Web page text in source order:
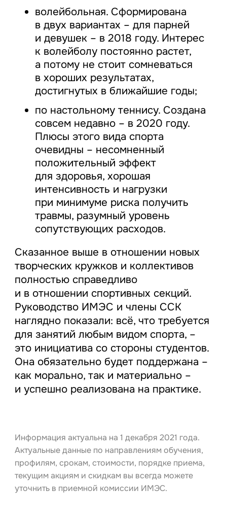
волейбольная. Сформирована
в двух вариантах – для парней
и девушек – в 2018 году. Интерес
к волейболу постоянно растет,
а потому не стоит сомневаться
в хороших результатах,
достигнутых в ближайшие годы;
по настольному теннису. Создана
совсем недавно – в 2020 году.
Плюсы этого вида спорта
очевидны – несомненный
положительный эффект
для здоровья, хорошая
интенсивность и нагрузки
при минимуме риска получить
травмы, разумный уровень
сопутствующих расходов.
Сказанное выше в отношении новых
творческих кружков и коллективов
полностью справедливо
и в отношении спортивных секций.
Руководство ИМЭС и члены ССК
наглядно показали: всё, что требуется
для занятий любым видом спорта, –
это инициатива со стороны студентов.
Она обязательно будет поддержана –
как морально, так и материально –
и успешно реализована на практике.
Информация актуальна на 1 декабря 2021 года.
Актуальные данные по направлениям обучения,
профилям, срокам, стоимости, порядке приема,
текущим акциям и скидкам вы всегда можете
уточнить в приемной комиссии ИМЭС.